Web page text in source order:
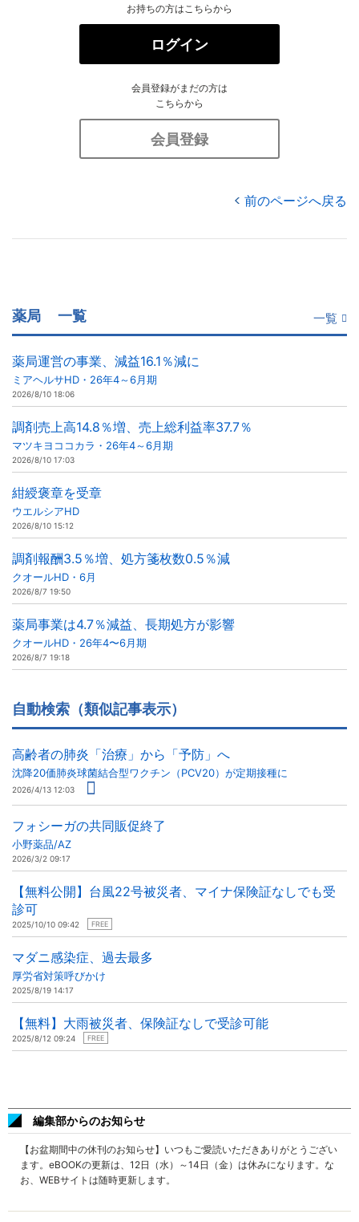
お持ちの方はこちらから
ログイン
会員登録がまだの方は
こちらから
会員登録
前のページへ戻る
薬局 一覧 一覧
薬局運営の事業、減益16.1％減に
ミアヘルサHD・26年4～6月期
2026/8/10 18:06
調剤売上高14.8％増、売上総利益率37.7％
マツキヨココカラ・26年4～6月期
2026/8/10 17:03
紺綬褒章を受章
ウエルシアHD
2026/8/10 15:12
調剤報酬3.5％増、処方箋枚数0.5％減
クオールHD・6月
2026/8/7 19:50
薬局事業は4.7％減益、長期処方が影響
クオールHD・26年4〜6月期
2026/8/7 19:18
自動検索（類似記事表示）
高齢者の肺炎「治療」から「予防」へ
沈降20価肺炎球菌結合型ワクチン（PCV20）が定期接種に
2026/4/13 12:03
フォシーガの共同販促終了
小野薬品/AZ
2026/3/2 09:17
【無料公開】台風22号被災者、マイナ保険証なしでも受
診可
2025/10/10 09:42 FREE
マダニ感染症、過去最多
厚労省対策呼びかけ
2025/8/19 14:17
【無料】大雨被災者、保険証なしで受診可能
2025/8/12 09:24 FREE
編集部からのお知らせ
【お盆期間中の休刊のお知らせ】いつもご愛読いただきありがとうござい
ます。eBOOKの更新は、12日（水）～14日（金）は休みになります。な
お、WEBサイトは随時更新します。